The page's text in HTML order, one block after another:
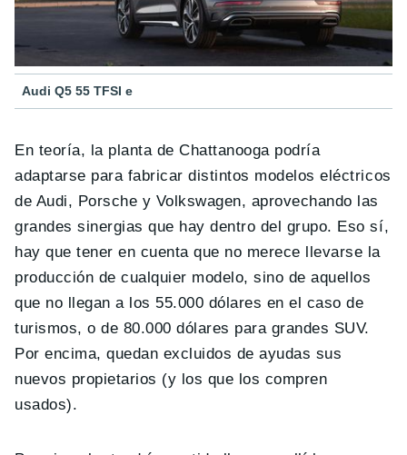
Audi Q5 55 TFSI e
En teoría, la planta de Chattanooga podría
adaptarse para fabricar distintos modelos eléctricos
de Audi, Porsche y Volkswagen, aprovechando las
grandes sinergias que hay dentro del grupo. Eso sí,
hay que tener en cuenta que no merece llevarse la
producción de cualquier modelo, sino de aquellos
que no llegan a los 55.000 dólares en el caso de
turismos, o de 80.000 dólares para grandes SUV.
Por encima, quedan excluidos de ayudas sus
nuevos propietarios (y los que los compren
usados).